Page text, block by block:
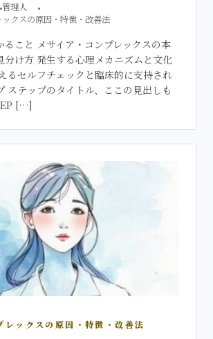
管理人
クスの原因・特徴・改善法
ること メサイア・コンプレックスの本
分け方 発生する心理メカニズムと文化
るセルフチェックと臨床的に支持され
ステップのタイトル、ここの見出しも
[…]
レックスの原因・特徴・改善法